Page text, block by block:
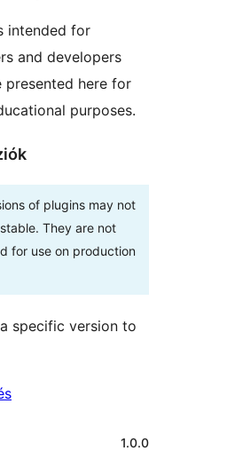
intended for
and developers
presented here for
purposes.
of plugins may not
They are not
for use on production
specific version to
1.0.0